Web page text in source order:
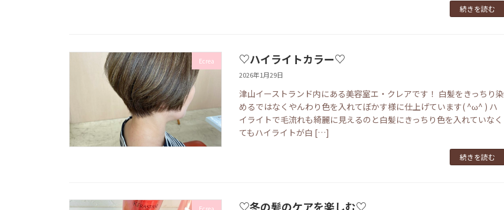
続きを読む
Ecrea ♡ハイライトカラー♡
2026年1月29日
津山イーストランド内にある美容室エ・クレアです！ 白髪をきっちり染
めるではなくやんわり色を入れてぼかす様に仕上げています( ^ω^ ) ハ
イライトで毛流れも綺麗に見えるのと白髪にきっちり色を入れていなく
てもハイライトが白 […]
続きを読む
♡冬の髪のケアを楽しむ♡